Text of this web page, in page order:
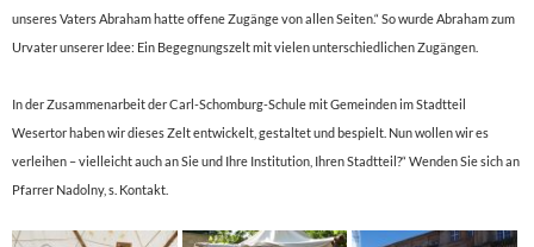
unseres Vaters Abraham hatte offene Zugänge von allen Seiten.“ So wurde Abraham zum
Urvater unserer Idee: Ein Begegnungszelt mit vielen unterschiedlichen Zugängen.
In der Zusammenarbeit der Carl-Schomburg-Schule mit Gemeinden im Stadtteil
Wesertor haben wir dieses Zelt entwickelt, gestaltet und bespielt. Nun wollen wir es
verleihen – vielleicht auch an Sie und Ihre Institution, Ihren Stadtteil?“ Wenden Sie sich an
Pfarrer Nadolny, s. Kontakt.